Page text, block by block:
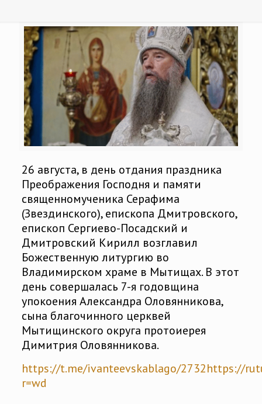
26 августа, в день отдания праздника
Преображения Господня и памяти
священномученика Серафима
(Звездинского), епископа Дмитровского,
епископ Сергиево-Посадский и
Дмитровский Кирилл возглавил
Божественную литургию во
Владимирском храме в Мытищах. В этот
день совершалась 7-я годовщина
упокоения Александра Оловянникова,
сына благочинного церквей
Мытищинского округа протоиерея
Димитрия Оловянникова.
https://t.me/ivanteevskablago/2732https://
r=wd